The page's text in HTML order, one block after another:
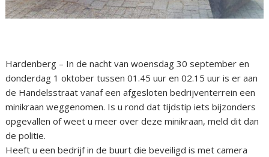
Hardenberg – In de nacht van woensdag 30 september en
donderdag 1 oktober tussen 01.45 uur en 02.15 uur is er aan
de Handelsstraat vanaf een afgesloten bedrijventerrein een
minikraan weggenomen. Is u rond dat tijdstip iets bijzonders
opgevallen of weet u meer over deze minikraan, meld dit dan
de politie.
Heeft u een bedrijf in de buurt die beveiligd is met camera